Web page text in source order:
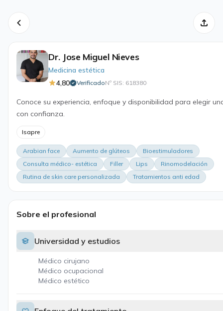
Dr. Jose Miguel Nieves
Medicina estética
4,80
VerificadoNº SIS: 618380·
Conoce su experiencia, enfoque y disponibilidad para elegir
con confianza.
Isapre
Arabian face Aumento de glúteos
Bioestimuladores
Consulta médico- estética
Filler Lips
Rinomodelación
Rutina de skin care personalizada
Tratamientos anti edad
Sobre el profesional
Universidad y estudios
Médico cirujano
Médico ocupacional
Médico estético